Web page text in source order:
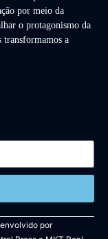
por meio da
o protagonismo da
transformamos a
por